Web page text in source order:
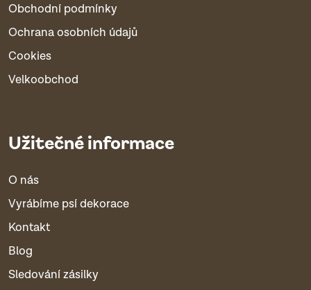
Obchodní podmínky
Ochrana osobních údajů
Cookies
Velkoobchod
Užitečné informace
O nás
Vyrábíme psí dekorace
Kontakt
Blog
Sledování zásilky